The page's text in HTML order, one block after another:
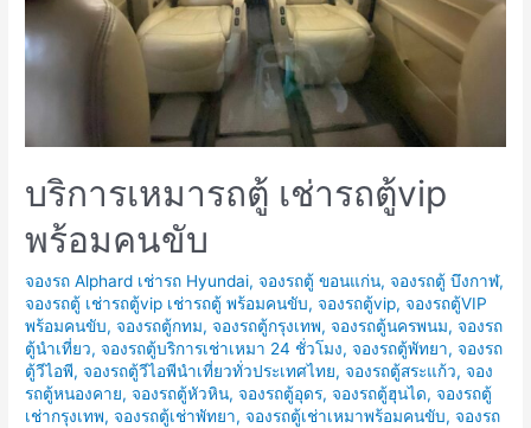
บริการเหมารถตู้ เช่ารถตู้vip
พร้อมคนขับ
จองรถ Alphard เช่ารถ Hyundai,จองรถตู้ ขอนแก่น,จองรถตู้ บึงกาฬ,
จองรถตู้ เช่ารถตู้vip เช่ารถตู้ พร้อมคนขับ,จองรถตู้vip,จองรถตู้VIP
พร้อมคนขับ,จองรถตู้กทม,จองรถตู้กรุงเทพ,จองรถตู้นครพนม,จองรถ
ตู้นำเที่ยว,จองรถตู้บริการเช่าเหมา 24 ชั่วโมง,จองรถตู้พัทยา,จองรถ
ตู้วีไอพี,จองรถตู้วีไอพีนำเที่ยวทั่วประเทศไทย,จองรถตู้สระแก้ว,จอง
รถตู้หนองคาย,จองรถตู้หัวหิน,จองรถตู้อุดร,จองรถตู้ฮุนได,จองรถตู้
เช่ากรุงเทพ,จองรถตู้เช่าพัทยา,จองรถตู้เช่าเหมาพร้อมคนขับ,จองรถ